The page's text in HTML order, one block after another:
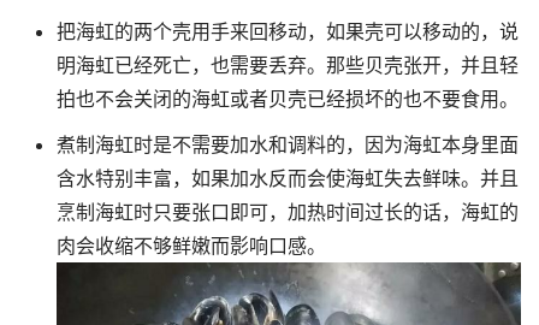
把海虹的两个壳用手来回移动，如果壳可以移动的，说
明海虹已经死亡，也需要丢弃。那些贝壳张开，并且轻
拍也不会关闭的海虹或者贝壳已经损坏的也不要食用。
煮制海虹时是不需要加水和调料的，因为海虹本身里面
含水特别丰富，如果加水反而会使海虹失去鲜味。并且
烹制海虹时只要张口即可，加热时间过长的话，海虹的
肉会收缩不够鲜嫩而影响口感。